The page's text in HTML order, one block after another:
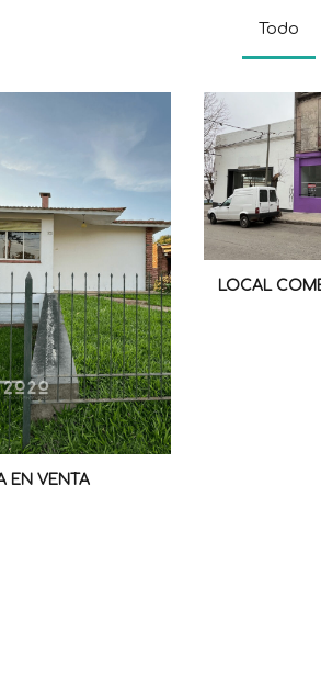
Todo
EN VENTA
LOCAL